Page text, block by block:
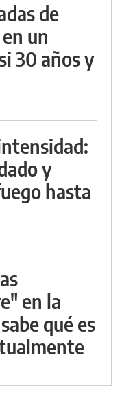
de
un
30 años y
y
hasta
en la
qué es